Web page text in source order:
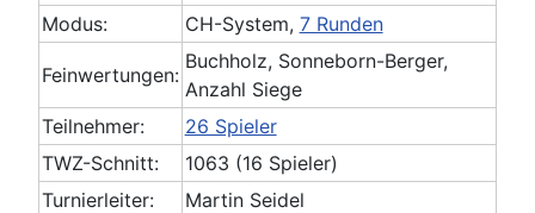
Modus:
CH-System, 7 Runden
Feinwertungen:
Buchholz, Sonneborn-Berger,
Anzahl Siege
Teilnehmer:
26 Spieler
TWZ-Schnitt:
1063 (16 Spieler)
Turnierleiter:
Martin Seidel